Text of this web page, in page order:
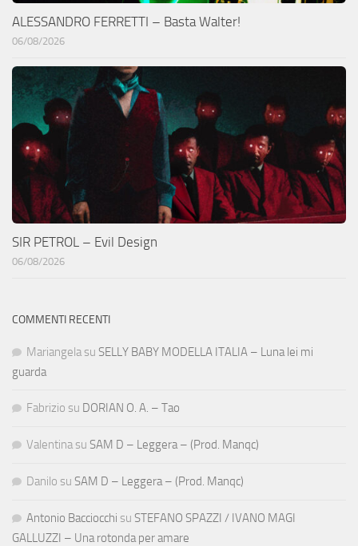
ALESSANDRO FERRETTI – Basta Walter!
06/08/2026
SIR PETROL – Evil Design
06/08/2026
COMMENTI RECENTI
Mariangela su SELLY BABY MODELLA ITALIA – Luna lei mi
guarda
Fabrizio su DORIAN O. A. – Tao
Valentina su SAM D – Leggera – (Prod. Manqc)
Danilo su SAM D – Leggera – (Prod. Manqc)
Antonio Bacciocchi su STEFANO SPAZZI / IVANO MAGI
GALLUZZI – Una rotonda per amare